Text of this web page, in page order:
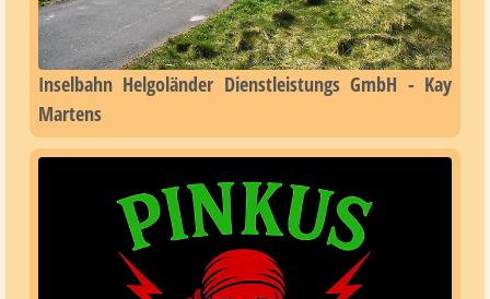
Inselbahn Helgoländer Dienstleistungs GmbH - Kay
Martens